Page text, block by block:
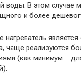
воды. В этом случае
и более
нагреватель
чаще реализуются
(как минимум –